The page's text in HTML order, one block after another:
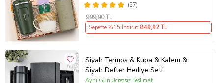
(57)
999,90 TL
Sepette %15 İndirim 849,92 TL
Siyah Termos & Kupa & Kalem &
Siyah Defter Hediye Seti
Aynı Gün Ücretsiz Teslimat